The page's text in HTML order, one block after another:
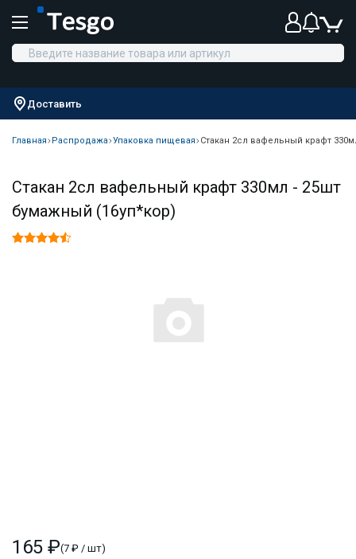
Доставить
Главная Распродажа Упаковка пищевая Стакан 2сл вафельный крафт
Стакан 2сл вафельный крафт 330мл - 25шт
бумажный (16уп*кор)
165 ₽(7 ₽ / шт)